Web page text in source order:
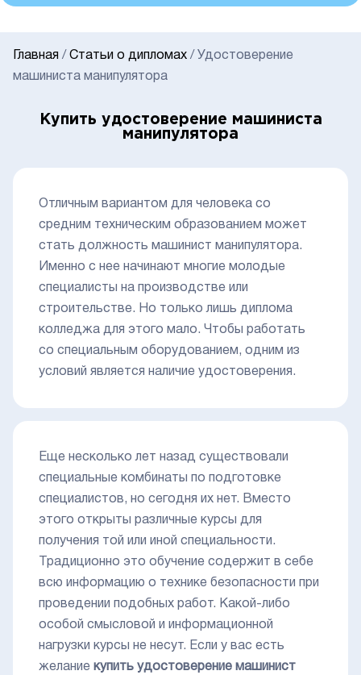
Главная / Статьи о дипломах / Удостоверение
машиниста манипулятора
Купить удостоверение машиниста
манипулятора
Отличным вариантом для человека со
средним техническим образованием может
стать должность машинист манипулятора.
Именно с нее начинают многие молодые
специалисты на производстве или
строительстве. Но только лишь диплома
колледжа для этого мало. Чтобы работать
со специальным оборудованием, одним из
условий является наличие удостоверения.
Еще несколько лет назад существовали
специальные комбинаты по подготовке
специалистов, но сегодня их нет. Вместо
этого открыты различные курсы для
получения той или иной специальности.
Традиционно это обучение содержит в себе
всю информацию о технике безопасности при
проведении подобных работ. Какой-либо
особой смысловой и информационной
нагрузки курсы не несут. Если у вас есть
желание купить удостоверение машинист